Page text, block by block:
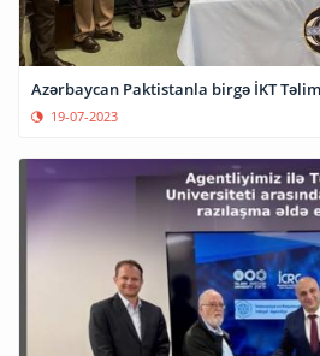
Azərbaycan Paktistanla birgə İKT
19-07-2023